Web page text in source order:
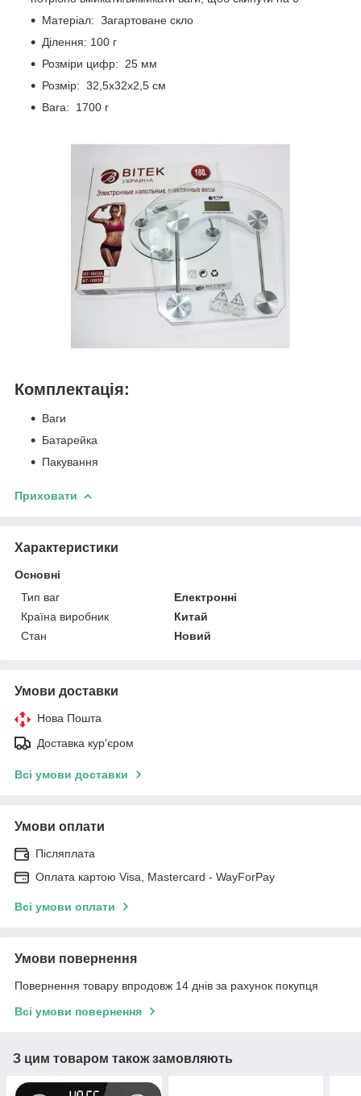
Матеріал: Загартоване скло
Ділення: 100 г
Розміри цифр: 25 мм
Розмір: 32,5х32х2,5 см
Вага: 1700 г
Комплектація:
Ваги
Батарейка
Пакування
Приховати
Характеристики
Основні
Тип ваг
Електронні
Країна виробник
Китай
Стан
Новий
Умови доставки
Нова Пошта
Доставка кур'єром
Всі умови доставки
Умови оплати
Післяплата
Оплата картою Visa, Mastercard - WayForPay
Всі умови оплати
Умови повернення
Повернення товару впродовж 14 днів за рахунок покупця
Всі умови повернення
З цим товаром також замовляють